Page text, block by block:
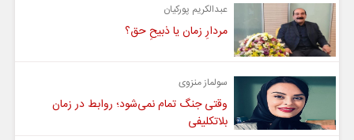
عبدالکریم پورکیان
مردارِ زمان یا ذبیحِ حق؟
سولماز منزوی
وقتی جنگ تمام نمی‌شود؛ روابط در زمان
بلاتکلیفی